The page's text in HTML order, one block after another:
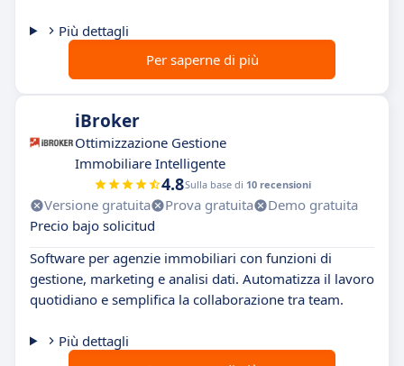
Più dettagli
Per saperne di più
iBroker
Ottimizzazione Gestione
Immobiliare Intelligente
4.8Sulla base di 10 recensioni
Versione gratuita Prova gratuita
Demo gratuita
Precio bajo solicitud
Software per agenzie immobiliari con funzioni di
gestione, marketing e analisi dati. Automatizza il lavoro
quotidiano e semplifica la collaborazione tra team.
Più dettagli